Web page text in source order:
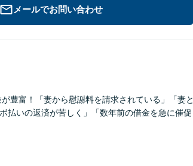
メールでお問い合わせ
豊富！「妻から慰謝料を請求されている」「妻と
払いの返済が苦しく」「数年前の借金を急に催促